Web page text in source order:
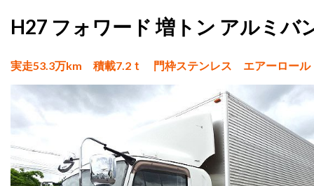
H27 フォワード 増トン アルミバ
実走53.3万km 積載7.2ｔ 門枠ステンレス エアーロー